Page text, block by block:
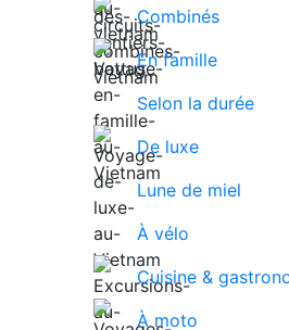
Combinés
En famille
Selon la durée
De luxe
Lune de miel
À vélo
Cuisine &
À moto